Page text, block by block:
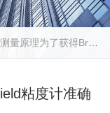
得Brookfield粘度计准确可靠的测量数据必须注意以下几点
粘度计准确